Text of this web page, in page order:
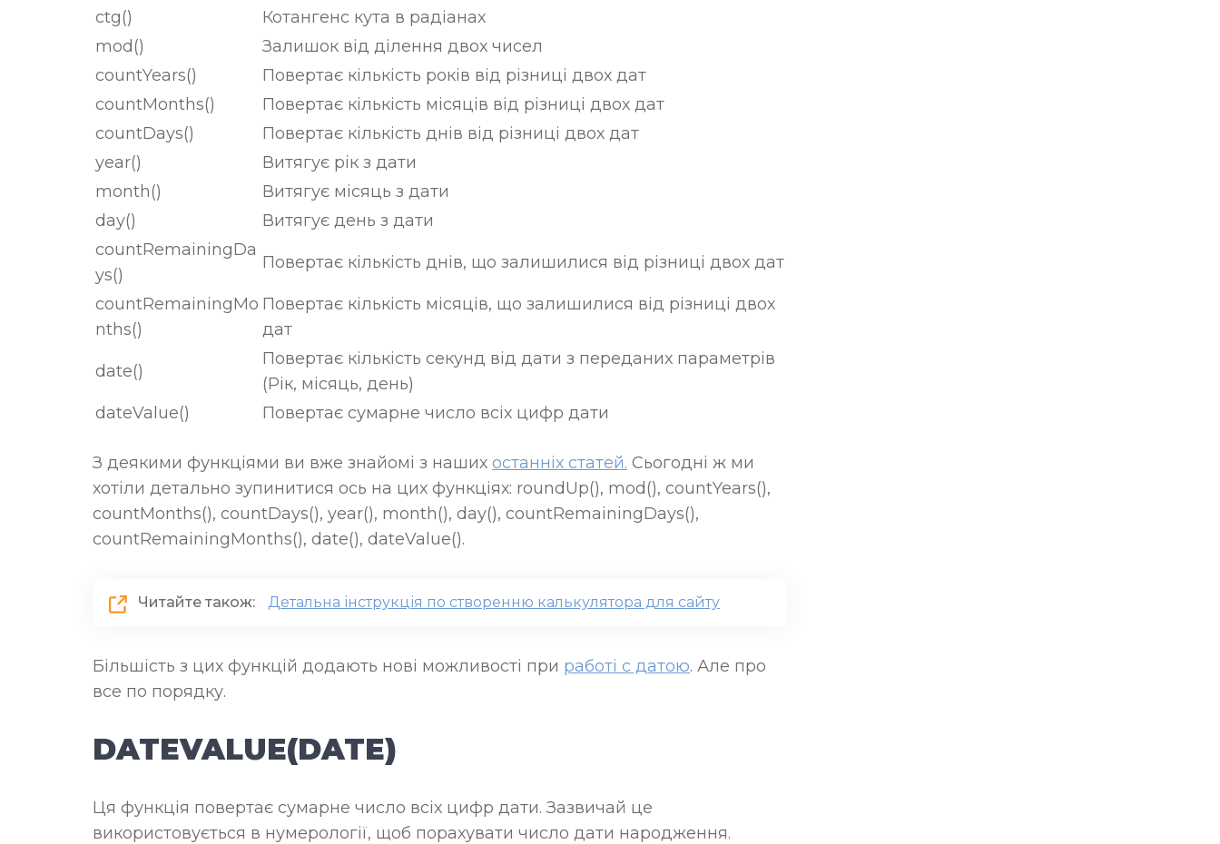
ctg()
Котангенс кута в радіанах
mod()
Залишок від ділення двох чисел
countYears()
Повертає кількість років від різниці двох дат
countMonths()
Повертає кількість місяців від різниці двох дат
countDays()
Повертає кількість днів від різниці двох дат
year()
Витягує рік з дати
month()
Витягує місяць з дати
day()
Витягує день з дати
countRemainingDa
ys()
Повертає кількість днів, що залишилися від різниці двох дат
countRemainingMo
nths()
Повертає кількість місяців, що залишилися від різниці двох
дат
date()
Повертає кількість секунд від дати з переданих параметрів
(Рік, місяць, день)
dateValue()
Повертає сумарне число всіх цифр дати
З деякими функціями ви вже знайомі з наших останніх статей. Сьогодні ж ми
хотіли детально зупинитися ось на цих функціях: roundUp(), mod(), countYears(),
countMonths(), countDays(), year(), month(), day(), countRemainingDays(),
countRemainingMonths(), date(), dateValue().
Читайте також: Детальна інструкція по створенню калькулятора для сайту
Більшість з цих функцій додають нові можливості при работі с датою. Але про
все по порядку.
DATEVALUE(DATE)
Ця функція повертає сумарне число всіх цифр дати. Зазвичай це
використовується в нумерології, щоб порахувати число дати народження.